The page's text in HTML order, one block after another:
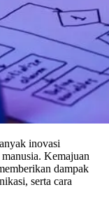
inovasi
Kemajuan
dampak
serta cara